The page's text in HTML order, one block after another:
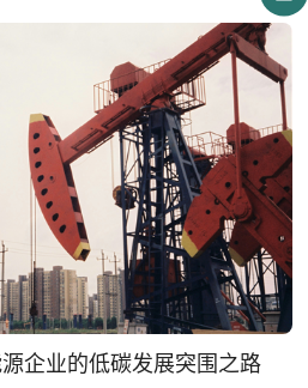
企业的低碳发展突围之路